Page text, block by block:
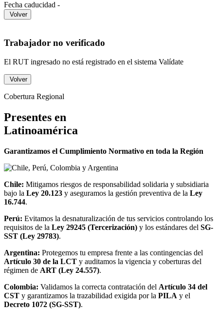
Fecha caducidad -
Volver
Trabajador no verificado
El RUT ingresado no está registrado en el sistema Valídate
Volver
Cobertura Regional
Presentes en
Latinoamérica
Garantizamos el Cumplimiento Normativo en toda la Región
Chile: Mitigamos riesgos de responsabilidad solidaria y subsidiaria
bajo la Ley 20.123 y aseguramos la gestión preventiva de la Ley
16.744.
Perú: Evitamos la desnaturalización de tus servicios controlando los
requisitos de la Ley 29245 (Tercerización) y los estándares del SG-
SST (Ley 29783).
Argentina: Protegemos tu empresa frente a las contingencias del
Artículo 30 de la LCT y auditamos la vigencia y coberturas del
régimen de ART (Ley 24.557).
Colombia: Validamos la correcta contratación del Artículo 34 del
CST y garantizamos la trazabilidad exigida por la PILA y el
Decreto 1072 (SG-SST).